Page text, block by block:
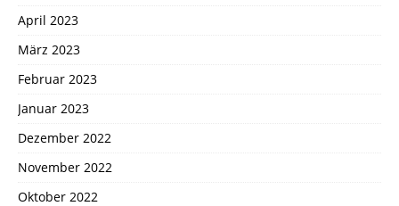
April 2023
März 2023
Februar 2023
Januar 2023
Dezember 2022
November 2022
Oktober 2022